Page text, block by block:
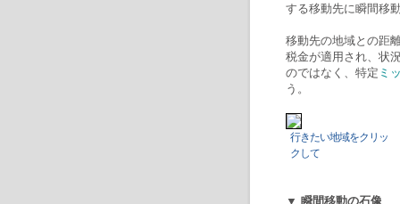
する移動先に瞬間移
移動先の地域との距
税金が適用され、状
のではなく、特定 ミ
う。
行きたい地域をクリッ
クして
▼ 瞬間移動の石像